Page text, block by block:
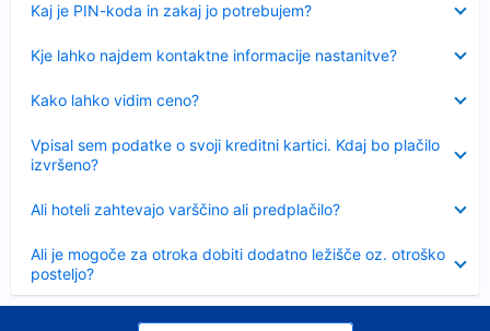
Kaj je PIN-koda in zakaj jo potrebujem?
Kje lahko najdem kontaktne informacije nastanitve?
Kako lahko vidim ceno?
Vpisal sem podatke o svoji kreditni kartici. Kdaj bo plačilo
izvršeno?
Ali hoteli zahtevajo varščino ali predplačilo?
Ali je mogoče za otroka dobiti dodatno ležišče oz. otroško
posteljo?